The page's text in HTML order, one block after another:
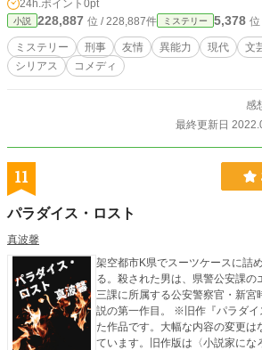
家の番犬』 彼の知らないところで『エージェントナ
実家の奇妙なキーワードが、彼自身の秘密と共に、
巻き込んでいく――。 ※「小説家になろう」「ノベマ！」「カクヨム」にも掲
載しています。
24h.ポイント 0pt
小説 228,887 位 / 228,887件 ミステリー 5,378
ミステリー 刑事 友情 異能力 現代 文
シリアス
コメディ
感
最終更新日
11
パラダイス・ロスト
真波馨
架空都市K県でスーツケースに詰
る。殺された男は、県警公安課
三課に所属する公安警察官・新宮
説の第一作目。 ※旧作『パラダイ
た作品です。大幅な内容の変更は
ています。旧作版は〈小説家にな